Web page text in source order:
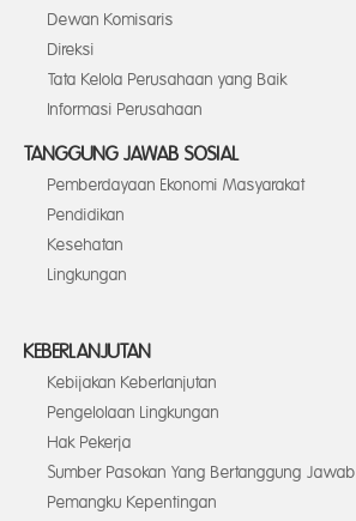
Dewan Komisaris
Direksi
Tata Kelola Perusahaan yang Baik
Informasi Perusahaan
TANGGUNG JAWAB SOSIAL
Pemberdayaan Ekonomi Masyarakat
Pendidikan
Kesehatan
Lingkungan
KEBERLANJUTAN
Kebijakan Keberlanjutan
Pengelolaan Lingkungan
Hak Pekerja
Sumber Pasokan Yang Bertanggung Jawab
Pemangku Kepentingan